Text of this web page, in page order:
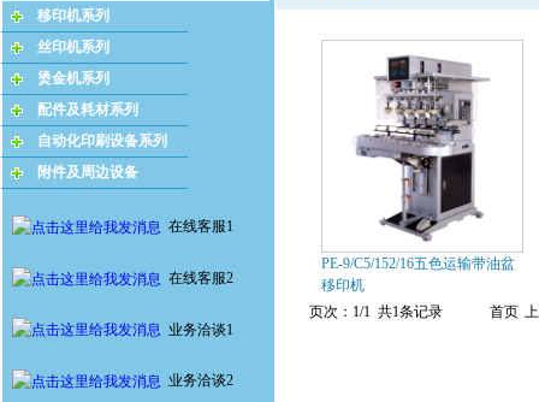
移印机系列
丝印机系列
烫金机系列
配件及耗材系列
自动化印刷设备系列
附件及周边设备
在线客服1
在线客服2
业务洽谈1
业务洽谈2
PE-9/C5/152/16五色运输带油盆
移印机
页次：1/1 共1条记录
首页